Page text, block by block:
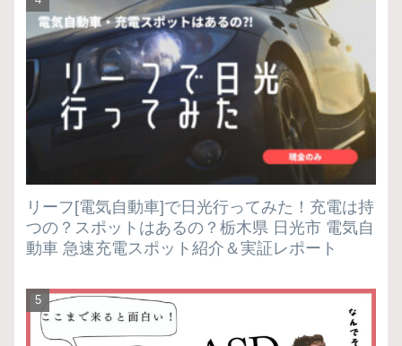
リーフ[電気自動車]で日光行ってみた！充電は持
つの？スポットはあるの？栃木県 日光市 電気自
動車 急速充電スポット紹介＆実証レポート